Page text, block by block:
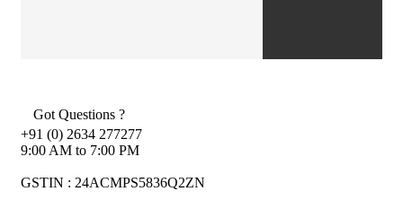
Got Questions ?
+91 (0) 2634 277277
9:00 AM to 7:00 PM
GSTIN : 24ACMPS5836Q2ZN